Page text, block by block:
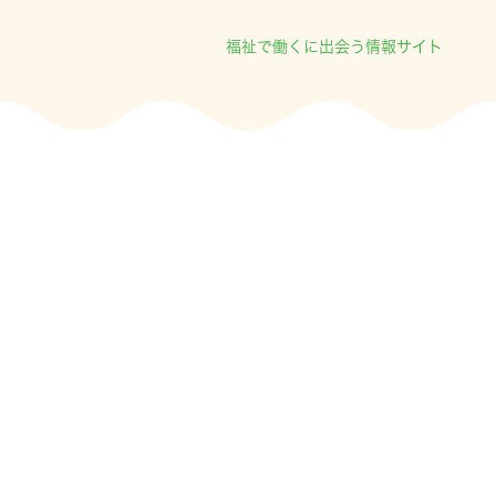
福祉で働くに出会う情報サイト